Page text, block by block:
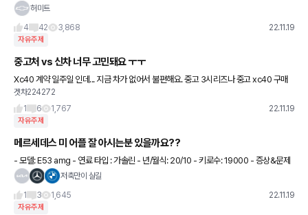
기타 자금 200만원 총 2,000만원으로 차고민입니다 모아놓은 현금은 약 6천정도 있고
허미트
4
42 3,868 22.11.19
자유주제
중고처 vs 신차 너무 고민돼요 ㅜㅜ
Xc40 계약 일주일 인데... 지금 차가 없어서 불편해요. 중고 3시리즈나 중고 xc40 구매
욕이 차오르는데. 어떤 선택이 베스트일까요.. 제가 찾아본 중고차는 1. 3시리즈320i ms
p (2
겟차224272
1
6 1,767 22.11.19
자유주제
메르세데스 미 어플 잘 아시는분 있을까요??
- 모델: E53 amg - 연료 타입 : 가솔린 - 년/월식: 20/10 - 키로수: 19000 - 증상&문제
저축만이 살길
1
3 1,645 22.11.19
자유주제